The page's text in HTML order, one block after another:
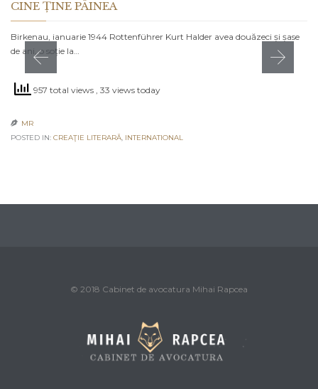
CINE ȚINE PÂINEA
Birkenau, ianuarie 1944 Rottenführer Kurt Halder avea douăzeci și șase
de ani, o soție la…
957 total views , 33 views today
 MR
POSTED IN: CREAŢIE LITERARĂ, INTERNATIONAL
© 2018 Cabinet de avocatura Mihai Rapcea